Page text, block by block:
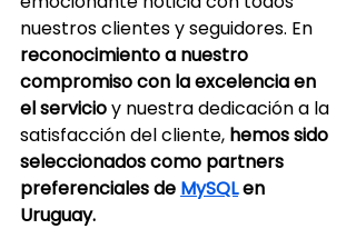
nuestros clientes y seguidores. En
reconocimiento a nuestro
compromiso con la excelencia en
el servicio y nuestra dedicación a la
satisfacción del cliente, hemos sido
seleccionados como partners
preferenciales de MySQL en
Uruguay.